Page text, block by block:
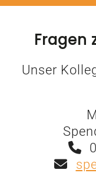
Fragen
Unser